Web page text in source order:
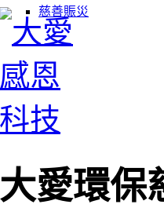
慈善賑災
大愛環保